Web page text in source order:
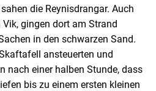
die Reynisdrangar. Auch
gingen dort am Strand
in den schwarzen Sand.
ansteuerten und
nach einer halben Stunde, dass
bis zu einem ersten kleinen